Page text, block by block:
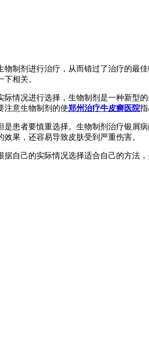
制剂进行治疗，从而错过了治疗的最
相关。
情况进行选择，生物制剂是一种新型
注意生物制剂的使郑州治疗牛皮癣医院指
患者要慎重选择。生物制剂治疗银屑
果，还容易导致皮肤受到严重伤害。
自己的实际情况选择适合自己的方法